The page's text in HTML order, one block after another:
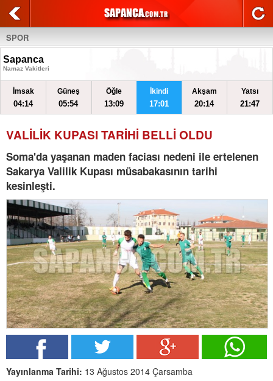
SPOR
Sapanca
Namaz Vakitleri
İmsak
04:14
Güneş
05:54
Öğle
13:09
İkindi
17:01
Akşam
20:14
Yatsı
21:47
VALİLİK KUPASI TARİHİ BELLİ OLDU
Soma'da yaşanan maden faciası nedeni ile ertelenen
Sakarya Valilik Kupası müsabakasının tarihi
kesinleşti.
Yayınlanma Tarihi: 13 Ağustos 2014 Çarsamba